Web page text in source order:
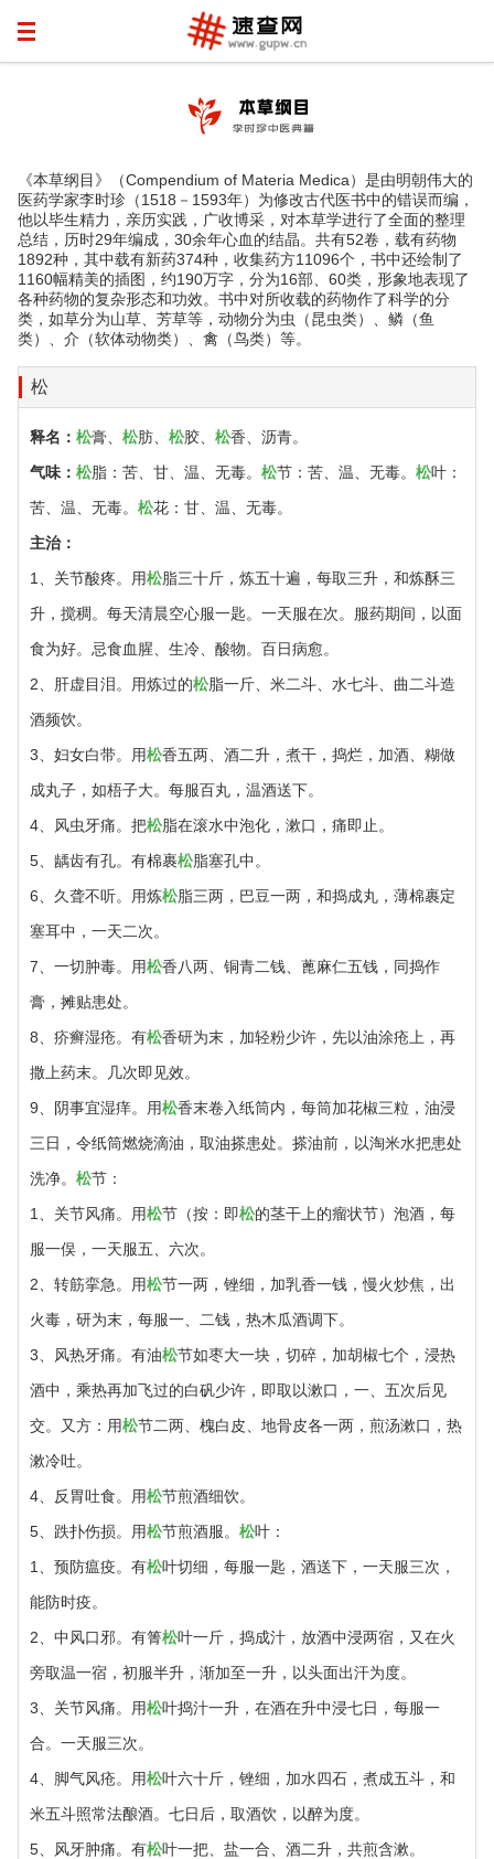
《本草纲目》（Compendium of Materia Medica）是由明朝伟大的
医药学家李时珍（1518－1593年）为修改古代医书中的错误而编，
他以毕生精力，亲历实践，广收博采，对本草学进行了全面的整理
总结，历时29年编成，30余年心血的结晶。共有52卷，载有药物
1892种，其中载有新药374种，收集药方11096个，书中还绘制了
1160幅精美的插图，约190万字，分为16部、60类，形象地表现了
各种药物的复杂形态和功效。书中对所收载的药物作了科学的分
类，如草分为山草、芳草等，动物分为虫（昆虫类）、鳞（鱼
类）、介（软体动物类）、禽（鸟类）等。
松
释名： 松膏、 松肪、 松胶、 松香、沥青。
气味： 松脂：苦、甘、温、无毒。 松节：苦、温、无毒。 松叶：
苦、温、无毒。 松花：甘、温、无毒。
主治：
1、关节酸疼。用松脂三十斤，炼五十遍，每取三升，和炼酥三
升，搅稠。每天清晨空心服一匙。一天服在次。服药期间，以面
食为好。忌食血腥、生冷、酸物。百日病愈。
2、肝虚目泪。用炼过的松脂一斤、米二斗、水七斗、曲二斗造
酒频饮。
3、妇女白带。用松香五两、酒二升，煮干，捣烂，加酒、糊做
成丸子，如梧子大。每服百丸，温酒送下。
4、风虫牙痛。把松脂在滚水中泡化，漱口，痛即止。
5、龋齿有孔。有棉裹松脂塞孔中。
6、久聋不听。用炼松脂三两，巴豆一两，和捣成丸，薄棉裹定
塞耳中，一天二次。
7、一切肿毒。用松香八两、铜青二钱、蓖麻仁五钱，同捣作
膏，摊贴患处。
8、疥癣湿疮。有松香研为末，加轻粉少许，先以油涂疮上，再
撒上药末。几次即见效。
9、阴事宜湿痒。用松香末卷入纸筒内，每筒加花椒三粒，油浸
三日，令纸筒燃烧滴油，取油搽患处。搽油前，以淘米水把患处
洗净。 松节：
1、关节风痛。用松节（按：即松的茎干上的瘤状节）泡酒，每
服一俣，一天服五、六次。
2、转筋挛急。用松节一两，锉细，加乳香一钱，慢火炒焦，出
火毒，研为末，每服一、二钱，热木瓜酒调下。
3、风热牙痛。有油松节如枣大一块，切碎，加胡椒七个，浸热
酒中，乘热再加飞过的白矾少许，即取以漱口，一、五次后见
交。又方：用松节二两、槐白皮、地骨皮各一两，煎汤漱口，热
漱冷吐。
4、反胃吐食。用松节煎酒细饮。
5、跌扑伤损。用松节煎酒服。 松叶：
1、预防瘟疫。有松叶切细，每服一匙，酒送下，一天服三次，
能防时疫。
2、中风口邪。有箐松叶一斤，捣成汁，放酒中浸两宿，又在火
旁取温一宿，初服半升，渐加至一升，以头面出汗为度。
3、关节风痛。用松叶捣汁一升，在酒在升中浸七日，每服一
合。一天服三次。
4、脚气风疮。用松叶六十斤，锉细，加水四石，煮成五斗，和
米五斗照常法酿酒。七日后，取酒饮，以醉为度。
5、风牙肿痛。有松叶一把、盐一合、酒二升，共煎含漱。